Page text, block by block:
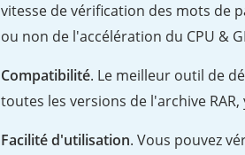
vitesse de vérification des mots de
ou non de l'accélération du CPU &
Compatibilité. Le meilleur outil de
toutes les versions de l'archive
Facilité d'utilisation. Vous pouvez